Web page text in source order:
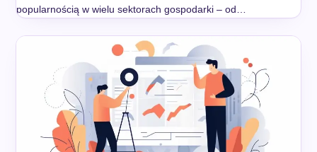
popularnością w wielu sektorach gospodarki – od…